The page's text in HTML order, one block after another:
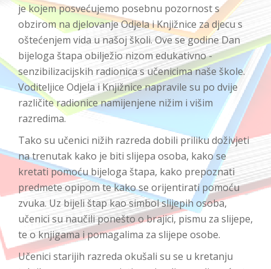
je kojem posvećujemo posebnu pozornost s
obzirom na djelovanje Odjela i Knjižnice za djecu s
oštećenjem vida u našoj školi. Ove se godine Dan
bijeloga štapa obilježio nizom edukativno -
senzibilizacijskih radionica s učenicima naše škole.
Voditeljice Odjela i Knjižnice napravile su po dvije
različite radionice namijenjene nižim i višim
razredima.
Tako su učenici nižih razreda dobili priliku doživjeti
na trenutak kako je biti slijepa osoba, kako se
kretati pomoću bijeloga štapa, kako prepoznati
predmete opipom te kako se orijentirati pomoću
zvuka. Uz bijeli štap kao simbol slijepih osoba,
učenici su naučili ponešto o brajici, pismu za slijepe,
te o knjigama i pomagalima za slijepe osobe.
Učenici starijih razreda okušali su se u kretanju